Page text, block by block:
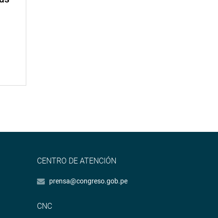
CENTRO DE ATENCIÓN
prensa@congreso.gob.pe
CNC